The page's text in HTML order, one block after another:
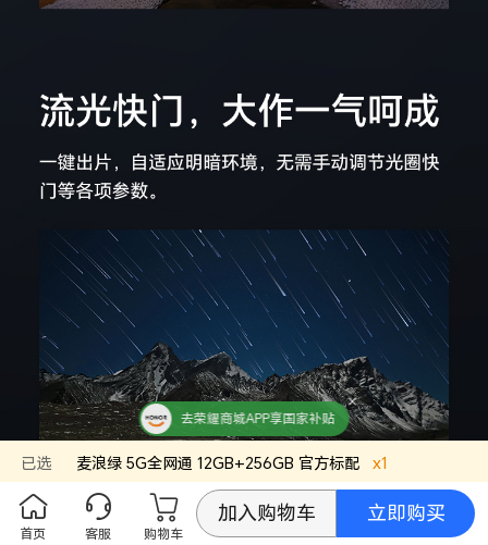
去荣耀商城APP享国家补贴
已选 麦浪绿 5G全网通 12GB+256GB 官方标配 x1
首页 客服 购物车
加入购物车 立即购买